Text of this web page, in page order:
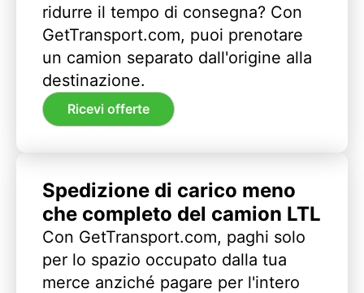
ridurre il tempo di consegna? Con
GetTransport.com, puoi prenotare
un camion separato dall'origine alla
destinazione.
Ricevi offerte
Spedizione di carico meno
che completo del camion LTL
Con GetTransport.com, paghi solo
per lo spazio occupato dalla tua
merce anziché pagare per l'intero